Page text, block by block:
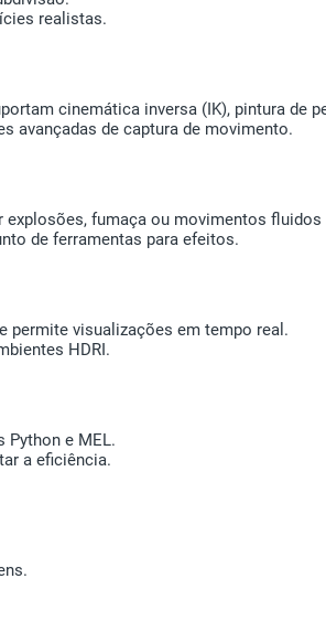
realistas.
cinemática inversa (IK), pintura de
avançadas de captura de movimento.
fumaça ou movimentos
de ferramentas para efeitos.
permite visualizações em tempo real.
HDRI.
e MEL.
a eficiência.